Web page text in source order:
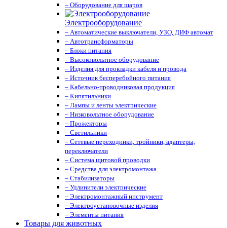
– Оборудование для шаров
Электрооборудование
– Автоматические выключатели, УЗО, ДИФ автомат
– Автотрансформаторы
– Блоки питания
– Высоковольтное оборудование
– Изделия для прокладки кабеля и провода
– Источник бесперебойного питания
– Кабельно-проводниковая продукция
– Кипятильники
– Лампы и ленты электрические
– Низковольтное оборудование
– Прожекторы
– Светильники
– Сетевые переходники, тройники, адаптеры,
переключатели
– Система щитовой проводки
– Средства для электромонтажа
– Стабилизаторы
– Удлинители электрические
– Электромонтажный инструмент
– Электроустановочные изделия
– Элементы питания
Товары для животных